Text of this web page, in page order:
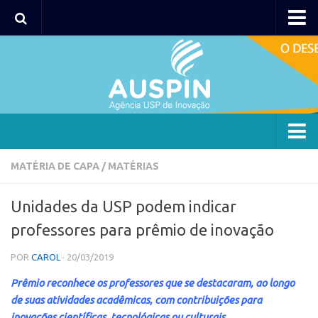
Agência
Coordenação
Polos
Polo Capital
Polo Lorena
Polo Ribeirão Preto
MATÉRIA DE CAPA / MATÉRIAS
Unidades da USP podem indicar
professores para prêmio de inovação
POR CAROL · 20/03/2019
Prêmio reconhece os professores que se destacaram, ao longo
de suas atividades acadêmicas, com contribuições para